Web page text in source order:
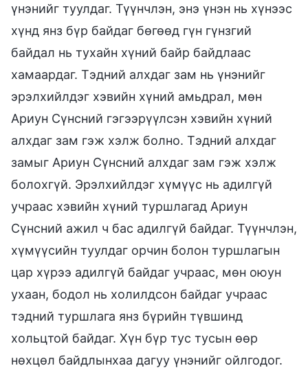
үнэнийг туулдаг. Түүнчлэн, энэ үнэн нь хүнээс
хүнд янз бүр байдаг бөгөөд гүн гүнзгий
байдал нь тухайн хүний байр байдлаас
хамаардаг. Тэдний алхдаг зам нь үнэнийг
эрэлхийлдэг хэвийн хүний амьдрал, мөн
Ариун Сүнсний гэгээрүүлсэн хэвийн хүний
алхдаг зам гэж хэлж болно. Тэдний алхдаг
замыг Ариун Сүнсний алхдаг зам гэж хэлж
болохгүй. Эрэлхийлдэг хүмүүс нь адилгүй
учраас хэвийн хүний туршлагад Ариун
Сүнсний ажил ч бас адилгүй байдаг. Түүнчлэн,
хүмүүсийн туулдаг орчин болон туршлагын
цар хүрээ адилгүй байдаг учраас, мөн оюун
ухаан, бодол нь холилдсон байдаг учраас
тэдний туршлага янз бүрийн түвшинд
хольцтой байдаг. Хүн бүр тус тусын өөр
нөхцөл байдлынхаа дагуу үнэнийг ойлгодог.